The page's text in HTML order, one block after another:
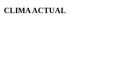
CLIMA ACTUAL